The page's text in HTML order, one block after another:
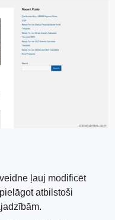
ļauj modificēt
atbilstoši